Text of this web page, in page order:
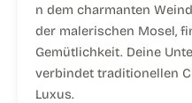
n dem charmanten
der malerischen Mosel,
Gemütlichkeit. Deine
verbindet traditionellen
Luxus.